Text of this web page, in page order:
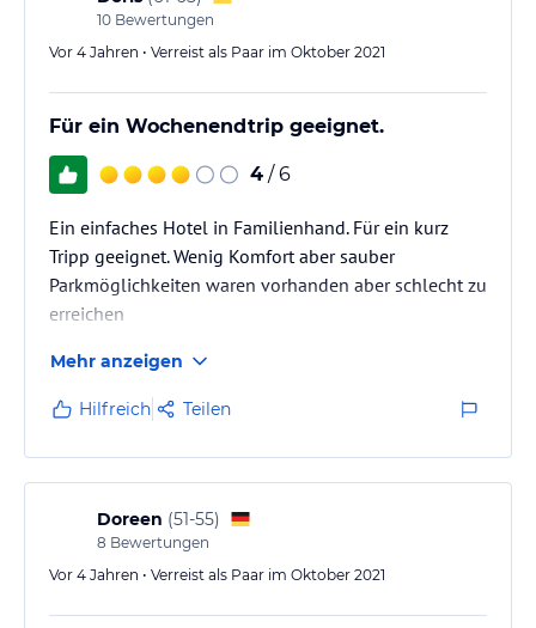
10 Bewertungen
Vor 4 Jahren • Verreist als Paar im Oktober 2021
Für ein Wochenendtrip geeignet.
4 / 6
Ein einfaches Hotel in Familienhand. Für ein kurz
Tripp geeignet. Wenig Komfort aber sauber
Parkmöglichkeiten waren vorhanden aber schlecht zu
erreichen
Mehr anzeigen
Hilfreich Teilen
Doreen (51-55)
8 Bewertungen
Vor 4 Jahren • Verreist als Paar im Oktober 2021